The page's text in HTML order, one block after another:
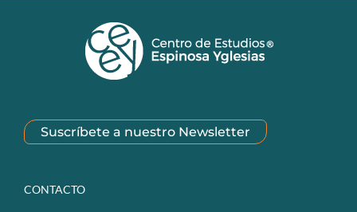
Suscríbete a nuestro Newsletter
CONTACTO